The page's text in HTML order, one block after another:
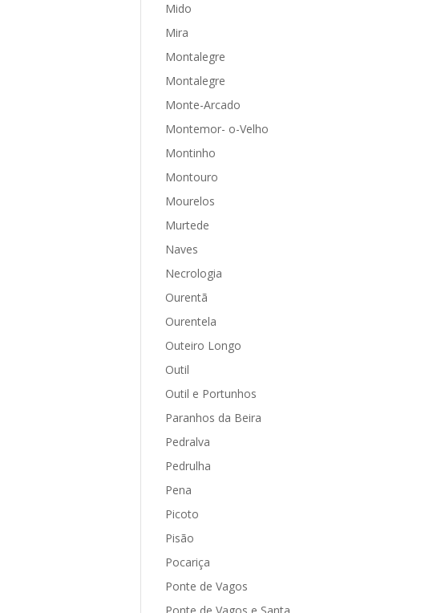
Mido
Mira
Montalegre
Montalegre
Monte-Arcado
Montemor- o-Velho
Montinho
Montouro
Mourelos
Murtede
Naves
Necrologia
Ourentã
Ourentela
Outeiro Longo
Outil
Outil e Portunhos
Paranhos da Beira
Pedralva
Pedrulha
Pena
Picoto
Pisão
Pocariça
Ponte de Vagos